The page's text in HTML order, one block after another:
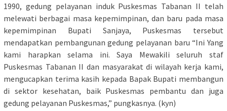
1990, gedung pelayanan induk Puskesmas Tabanan II telah
melewati berbagai masa kepemimpinan, dan baru pada masa
kepemimpinan Bupati Sanjaya, Puskesmas tersebut
mendapatkan pembangunan gedung pelayanan baru “Ini Yang
kami harapkan selama ini. Saya Mewakili seluruh staf
Puskesmas Tabanan II dan masyarakat di wilayah kerja kami,
mengucapkan terima kasih kepada Bapak Bupati membangun
di sektor kesehatan, baik Puskesmas pembantu dan juga
gedung pelayanan Puskesmas,” pungkasnya. (kyn)